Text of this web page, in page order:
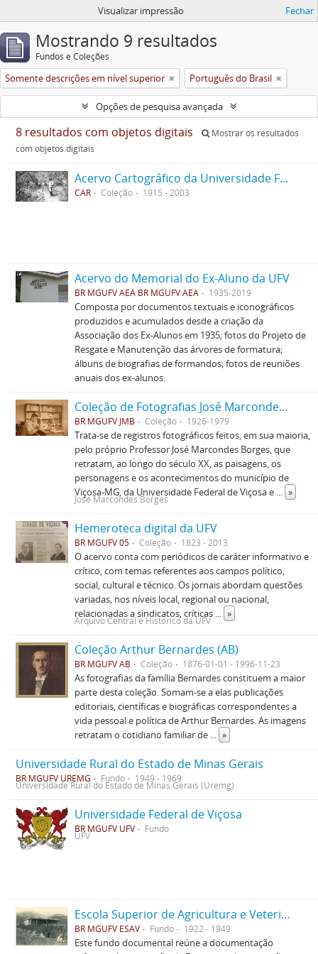
Visualizar impressão Fechar
Mostrando 9 resultados
Fundos e Coleções
Somente descrições em nível superior Português do Brasil
Opções de pesquisa avançada
8 resultados com objetos digitais
Mostrar os resultados
com objetos digitais
Acervo Cartográfico da Universidade Federal de Viçosa
CAR Coleção 1915 - 2003
Acervo do Memorial do Ex-Aluno da UFV
BR MGUFV AEA BR MGUFV AEA 1935-2019
Composta por documentos textuais e iconográficos
produzidos e acumulados desde a criação da
Associação dos Ex-Alunos em 1935; fotos do Projeto de
Resgate e Manutenção das árvores de formatura;
álbuns de biografias de formandos; fotos de reuniões
anuais dos ex-alunos.
Coleção de Fotografias José Marcondes Borges
BR MGUFV JMB Coleção 1926-1979
Trata-se de registros fotográficos feitos, em sua maioria,
pelo próprio Professor José Marcondes Borges, que
retratam, ao longo do século XX, as paisagens, os
personagens e os acontecimentos do município de
Viçosa-MG, da Universidade Federal de Viçosa e ... »
José Marcondes Borges
Hemeroteca digital da UFV
BR MGUFV 05 Coleção 1823 - 2013
O acervo conta com periódicos de caráter informativo e
crítico, com temas referentes aos campos político,
social, cultural e técnico. Os jornais abordam questões
variadas, nos níveis local, regional ou nacional,
relacionadas a sindicatos, críticas ... »
Arquivo Central e Histórico da UFV
Coleção Arthur Bernardes (AB)
BR MGUFV AB Coleção 1876-01-01 - 1996-11-23
As fotografias da família Bernardes constituem a maior
parte desta coleção. Somam-se a elas publicações
editoriais, científicas e biográficas correspondentes a
vida pessoal e política de Arthur Bernardes. As imagens
retratam o cotidiano familiar de ... »
Universidade Rural do Estado de Minas Gerais
BR MGUFV UREMG Fundo 1949 - 1969
Universidade Rural do Estado de Minas Gerais (Uremg)
Universidade Federal de Viçosa
BR MGUFV UFV Fundo
UFV
Escola Superior de Agricultura e Veterinária (ESAV)
BR MGUFV ESAV Fundo 1922 - 1949
Este fundo documental reúne a documentação